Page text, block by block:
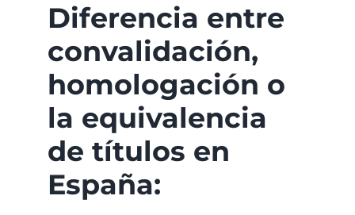
Diferencia entre
convalidación,
homologación o
la equivalencia
de títulos en
España: